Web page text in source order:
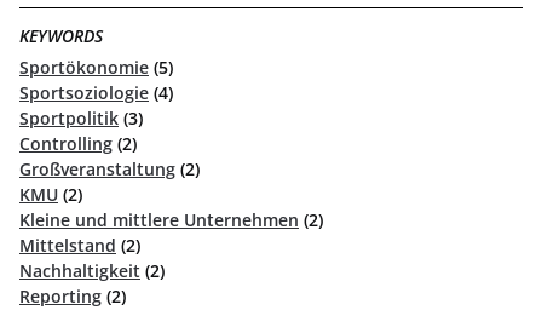
KEYWORDS
Sportökonomie (5)
Sportsoziologie (4)
Sportpolitik (3)
Controlling (2)
Großveranstaltung (2)
KMU (2)
Kleine und mittlere Unternehmen (2)
Mittelstand (2)
Nachhaltigkeit (2)
Reporting (2)